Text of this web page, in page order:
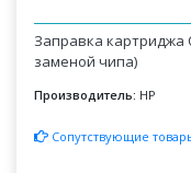
Заправка картриджа
заменой чипа)
Производитель: HP
Сопутствующие